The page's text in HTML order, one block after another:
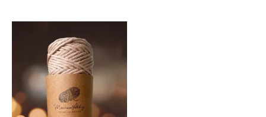
de
prix :
8,49 €
à
a
variations.